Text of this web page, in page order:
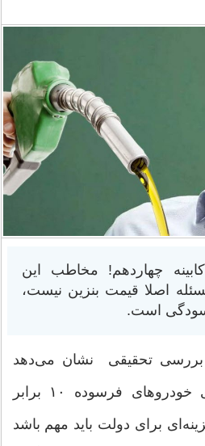
چهاردهم! مخاطب این
اصلا قیمت بنزین نیست،
است.
تحقیقی نشان می‌دهد
اهمیت مسئله جمع‌آوری خودروهای فرسوده ۱۰ برابر
برای دولت باید مهم باشد